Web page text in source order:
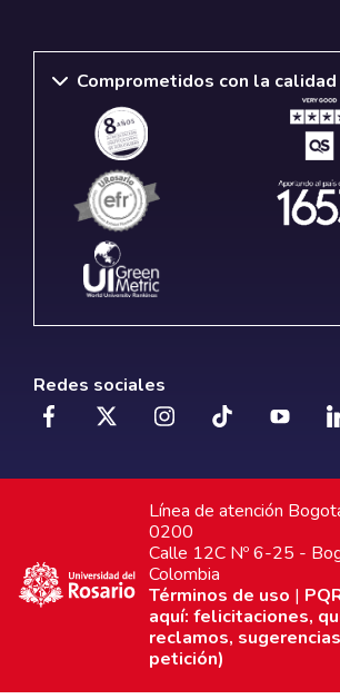
Comprometidos con la calidad
Redes sociales
Línea de atención
0200
Calle 12C Nº 6-25 -
Colombia
Términos de uso |
aquí: felicitaciones,
reclamos,
petición)